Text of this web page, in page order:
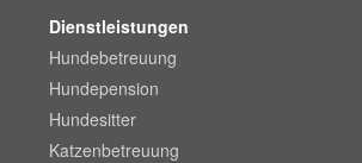
Dienstleistungen
Hundebetreuung
Hundepension
Hundesitter
Katzenbetreuung